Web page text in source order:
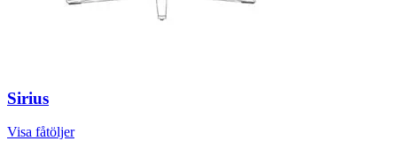
Sirius
Visa fåtöljer